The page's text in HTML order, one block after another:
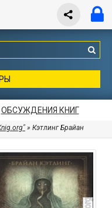
ОБСУЖДЕНИЯ КНИГ
» Кэтлинг Брайан